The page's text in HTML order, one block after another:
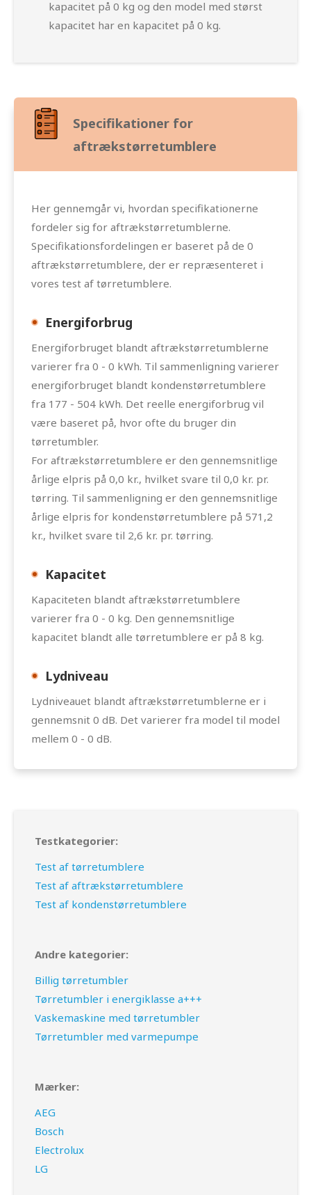
kapacitet på 0 kg og den model med størst
kapacitet har en kapacitet på 0 kg.
Specifikationer for
aftrækstørretumblere
Her gennemgår vi, hvordan specifikationerne
fordeler sig for aftrækstørretumblerne.
Specifikationsfordelingen er baseret på de 0
aftrækstørretumblere, der er repræsenteret i
vores test af tørretumblere.
Energiforbrug
Energiforbruget blandt aftrækstørretumblerne
varierer fra 0 - 0 kWh. Til sammenligning varierer
energiforbruget blandt kondenstørretumblere
fra 177 - 504 kWh. Det reelle energiforbrug vil
være baseret på, hvor ofte du bruger din
tørretumbler.
For aftrækstørretumblere er den gennemsnitlige
årlige elpris på 0,0 kr., hvilket svare til 0,0 kr. pr.
tørring. Til sammenligning er den gennemsnitlige
årlige elpris for kondenstørretumblere på 571,2
kr., hvilket svare til 2,6 kr. pr. tørring.
Kapacitet
Kapaciteten blandt aftrækstørretumblere
varierer fra 0 - 0 kg. Den gennemsnitlige
kapacitet blandt alle tørretumblere er på 8 kg.
Lydniveau
Lydniveauet blandt aftrækstørretumblerne er i
gennemsnit 0 dB. Det varierer fra model til model
mellem 0 - 0 dB.
Testkategorier:
Test af tørretumblere
Test af aftrækstørretumblere
Test af kondenstørretumblere
Andre kategorier:
Billig tørretumbler
Tørretumbler i energiklasse a+++
Vaskemaskine med tørretumbler
Tørretumbler med varmepumpe
Mærker:
AEG
Bosch
Electrolux
LG